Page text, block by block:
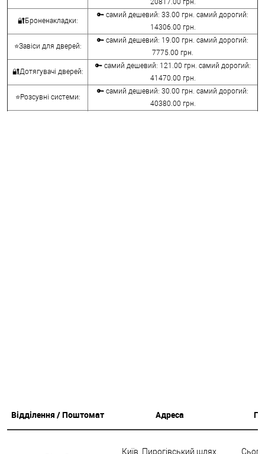
20817.00 грн.
🔐Броненакладки:
🔑 самий дешевий: 33.00 грн. самий дорогий:
14306.00 грн.
⭐Завіси для дверей:
🔑 самий дешевий: 19.00 грн. самий дорогий:
7775.00 грн.
🔐Дотягувачі дверей:
🔑 самий дешевий: 121.00 грн. самий дорогий:
41470.00 грн.
⭐Розсувні системи:
🔑 самий дешевий: 30.00 грн. самий дорогий:
40380.00 грн.
Відділення / Поштомат Адреса
Київ, Пирогівський шлях,